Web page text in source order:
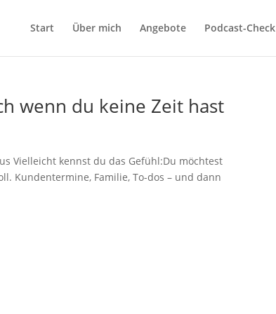
Start Über mich Angebote Podcast-Check
wenn du keine Zeit hast
Vielleicht kennst du das Gefühl:Du möchtest
Kundentermine, Familie, To-dos – und dann